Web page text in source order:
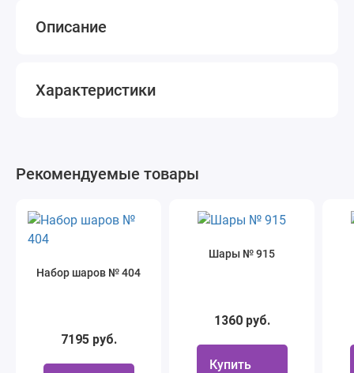
Описание
Характеристики
Рекомендуемые товары
Набор шаров № 404
7195 руб.
Шары № 915
1360 руб.
Купить